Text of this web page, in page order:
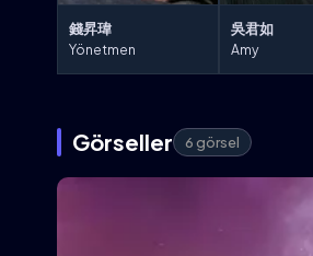
錢昇瑋
Yönetmen
吳君如
Amy
Görseller 6 görsel